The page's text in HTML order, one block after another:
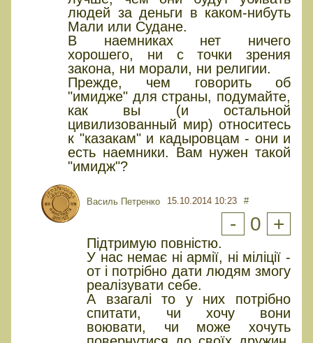
людей за деньги в каком-нибуть
Мали или Судане.
В наемниках нет ничего
хорошего, ни с точки зрения
закона, ни морали, ни религии.
Прежде, чем говорить об
"имидже" для страны, подумайте,
как вы (и остальной
цивилизованный мир) относитесь
к "казакам" и кадыровцам - они и
есть наемники. Вам нужен такой
"имидж"?
Василь Петренко 15.10.2014 10:23 #
- 0 +
Підтримую повністю.
У нас немає ні армії, ні міліції -
от і потрібно дати людям змогу
реалізувати себе.
А взагалі то у них потрібно
спитати, чи хочу вони
воювати, чи може хочуть